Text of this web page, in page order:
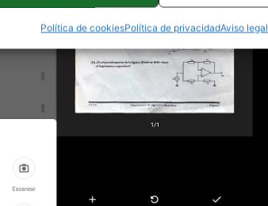
Política de cookiesPolítica de privacidadAviso legal